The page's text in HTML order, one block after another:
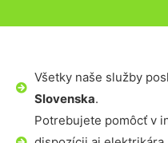
Všetky naše služby
Slovenska.
Potrebujete pomôcť v